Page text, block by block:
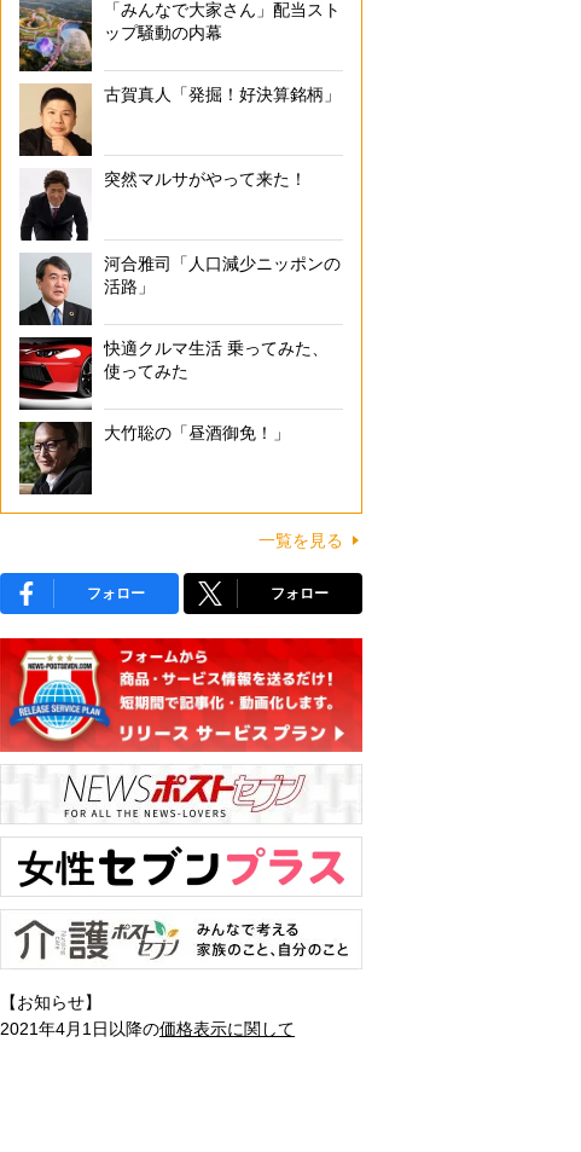
「みんなで大家さん」配当スト
ップ騒動の内幕
古賀真人「発掘！好決算銘柄」
突然マルサがやって来た！
河合雅司「人口減少ニッポンの
活路」
快適クルマ生活 乗ってみた、
使ってみた
大竹聡の「昼酒御免！」
一覧を見る
フォロー フォロー
【お知らせ】
2021年4月1日以降の価格表示に関して